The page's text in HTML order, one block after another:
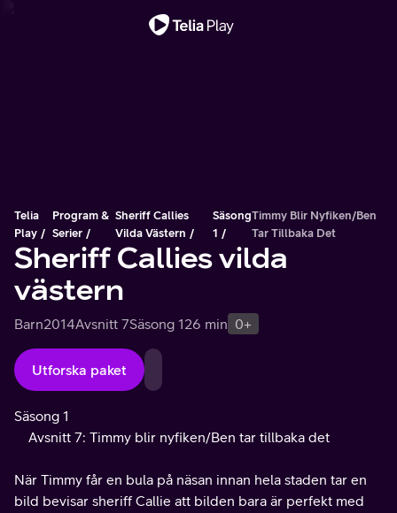
Telia
Play
Program &
Serier
Sheriff Callies
Vilda Västern
Säsong
1
Timmy Blir Nyfiken/Ben
Tar Tillbaka Det
Sheriff Callies vilda
västern
Barn2014Avsnitt 7Säsong 126 min 0+
Utforska paket
Säsong 1
Avsnitt 7: Timmy blir nyfiken/Ben tar tillbaka det
När Timmy får en bula på näsan innan hela staden tar en
bild bevisar sheriff Callie att bilden bara är perfekt med